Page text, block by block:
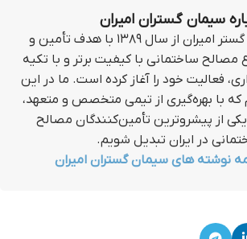
سیمان گستران امیران
مجموعه سیمان گستر امیران از سال ۱۳۸۹ با هدف تأمین و
مصالح ساختمانی با کیفیت برتر و با تکیه
فعالیت خود را آغاز کرده است. ما در این
با بهره‌گیری از تیمی متخصص و متعهد،
از پیشروترین تأمین‌کنندگان مصالح
در ایران تبدیل شویم.
نوشته های سیمان گستران امیران